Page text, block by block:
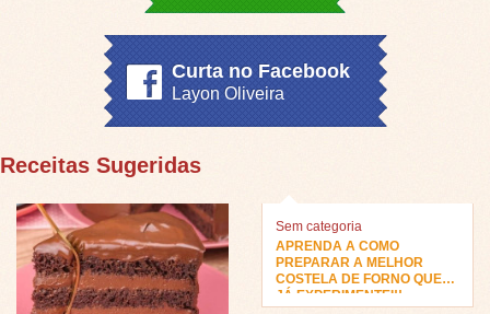
Curta no Facebook
Layon Oliveira
Receitas Sugeridas
Sem categoria
APRENDA A COMO
PREPARAR A MELHOR
COSTELA DE FORNO QUE
JÁ EXPERIMENTEI!!